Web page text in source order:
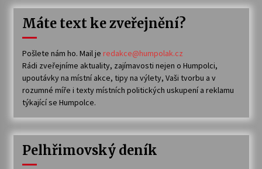
Máte text ke zveřejnění?
Pošlete nám ho. Mail je redakce@humpolak.cz
Rádi zveřejníme aktuality, zajímavosti nejen o Humpolci,
upoutávky na místní akce, tipy na výlety, Vaši tvorbu a v
rozumné míře i texty místních politických uskupení a reklamu
týkající se Humpolce.
Pelhřimovský deník